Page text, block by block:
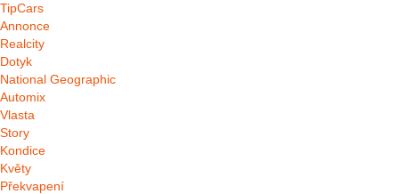
TipCars
Annonce
Realcity
Dotyk
National Geographic
Automix
Vlasta
Story
Kondice
Květy
Překvapení